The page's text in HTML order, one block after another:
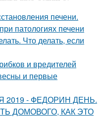
печени.
патологиях печени
Что делать, если
и вредителей
и первые
2019 - ФЕДОРИН ДЕНЬ.
ДОМОВОГО, КАК ЭТО